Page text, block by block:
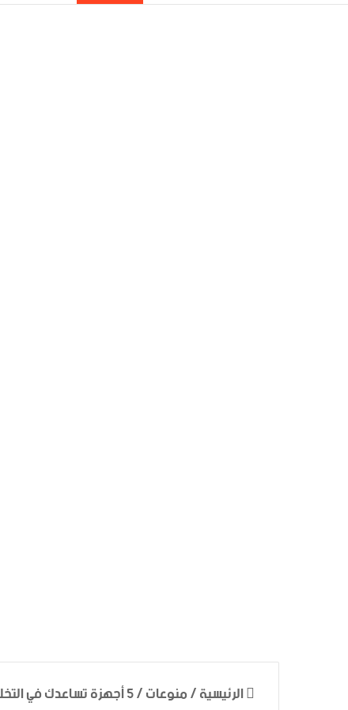
الرئيسية/منوعات/5 أجهزة تساعدك في التخلص من إدمان هاتفك الذكي